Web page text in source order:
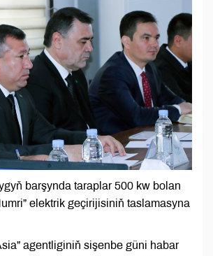
barşynda taraplar 500 kw bolan
elektrik geçirijisiniň taslamasyna
agentliginiň sişenbe güni habar